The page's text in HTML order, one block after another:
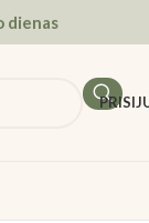
dienas